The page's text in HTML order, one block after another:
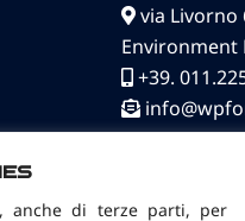
anche di terze parti, per
sulla
via Livorno
Environment
+39.